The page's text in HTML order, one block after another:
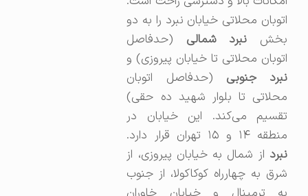
اتوبان محلاتی خیابان نبرد را به دو
بخشنبرد شمالی(حدفاصل
اتوبان محلاتی تا خیابان پیروزی) و
نبرد جنوبی(حدفاصل اتوبان
محلاتی تا بلوار شهید ده حقی)
تقسیم می‌کند. این خیابان در
منطقه ۱۴ و ۱۵ تهران قرار دارد.
از شمال به خیابان پیروزی، از
شرق به چهارراه کوکاکولا، از جنوب